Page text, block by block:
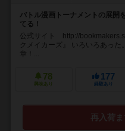
バトル漫画トーナメントの展開
てる！
公式サイト http://
クメイカーズ』 いろいろあっ
章！...
78
興味あり
177
経験あり
再入荷